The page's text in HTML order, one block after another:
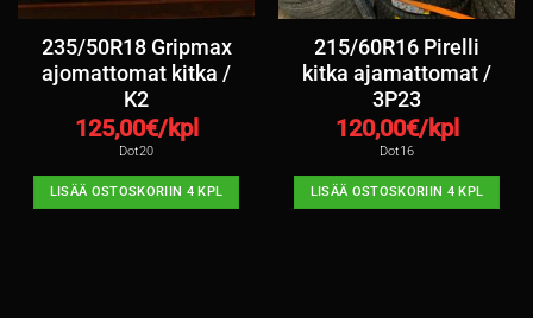
235/50R18 Gripmax
ajomattomat kitka /
K2
125,00€/kpl
Dot20
LISÄÄ OSTOSKORIIN 4 KPL
215/60R16 Pirelli
kitka ajamattomat /
3P23
120,00€/kpl
Dot16
LISÄÄ OSTOSKORIIN 4 KPL